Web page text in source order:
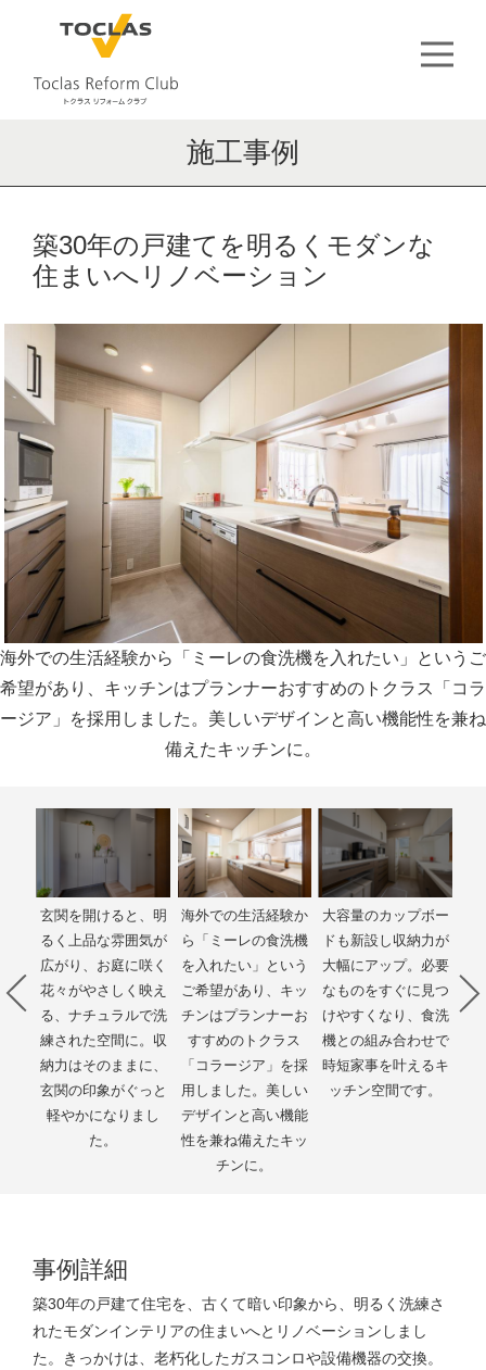
施工事例
築30年の戸建てを明るくモダンな
住まいへリノベーション
海外での生活経験から「ミーレの食洗機を入れたい」というご
希望があり、キッチンはプランナーおすすめのトクラス「コラ
ージア」を採用しました。美しいデザインと高い機能性を兼ね
備えたキッチンに。
イ
り
玄関を開けると、明
るく上品な雰囲気が
広がり、お庭に咲く
花々がやさしく映え
る、ナチュラルで洗
練された空間に。収
納力はそのままに、
玄関の印象がぐっと
軽やかになりまし
た。
海外での生活経験か
ら「ミーレの食洗機
を入れたい」という
ご希望があり、キッ
チンはプランナーお
すすめのトクラス
「コラージア」を採
用しました。美しい
デザインと高い機能
性を兼ね備えたキッ
チンに。
大容量のカップボー
ドも新設し収納力が
大幅にアップ。必要
なものをすぐに見つ
けやすくなり、食洗
機との組み合わせで
時短家事を叶えるキ
ッチン空間です。
を
に
事例詳細
築30年の戸建て住宅を、古くて暗い印象から、明るく洗練さ
れたモダンインテリアの住まいへとリノベーションしまし
た。きっかけは、老朽化したガスコンロや設備機器の交換。